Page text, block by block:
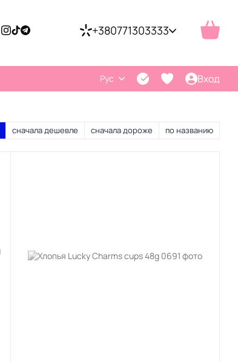
+380771303333
Рус Вход
сначала дешевле сначала дороже по названию